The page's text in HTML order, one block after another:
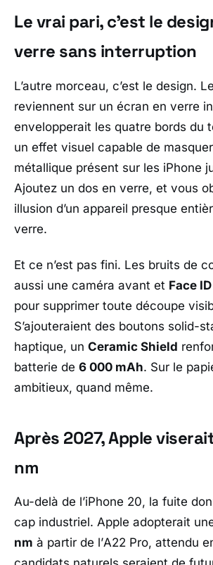
Le vrai pari, c’est le
verre sans interruption
L’autre morceau, c’est le design.
reviennent sur un écran en verre
envelopperait les quatre bords du
un effet visuel capable de
métallique présent sur les iPhone
Ajoutez un dos en verre, et vous
illusion d’un appareil presque
verre.
Et ce n’est pas fini. Les bruits de
aussi une caméra avant et Face
pour supprimer toute découpe
S’ajouteraient des boutons solid-
haptique, un Ceramic Shield
batterie de 6 000 mAh. Sur le
ambitieux, quand même.
Après 2027, Apple
nm
Au-delà de l’iPhone 20, la fuite
cap industriel. Apple adopterait
nm à partir de l’A22 Pro, attendu